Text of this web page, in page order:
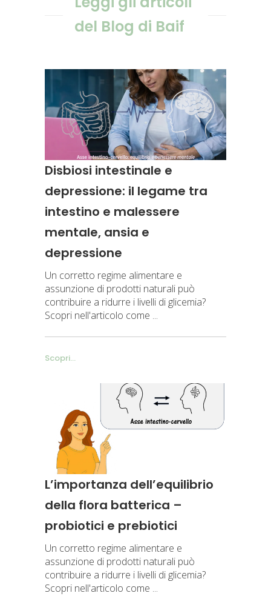
del Blog di Baif
Disbiosi intestinale e
depressione: il legame tra
intestino e malessere
mentale, ansia e
depressione
Un corretto regime alimentare e
assunzione di prodotti naturali può
contribuire a ridurre i livelli di glicemia?
Scopri nell'articolo come
Scopri...
L’importanza dell’equilibrio
della flora batterica –
probiotici e prebiotici
Un corretto regime alimentare e
assunzione di prodotti naturali può
contribuire a ridurre i livelli di glicemia?
Scopri nell'articolo come